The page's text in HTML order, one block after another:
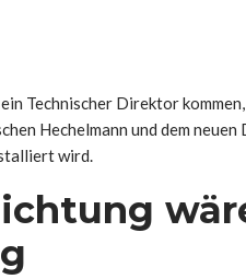
Technischer Direktor
Hechelmann und dem
wird.